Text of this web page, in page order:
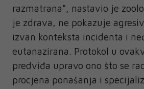
razmatrana", nastavio je
je zdrava, ne pokazuje
izvan konteksta incidenta i
eutanazirana. Protokol u
predviđa upravo ono što se
procjena ponašanja i